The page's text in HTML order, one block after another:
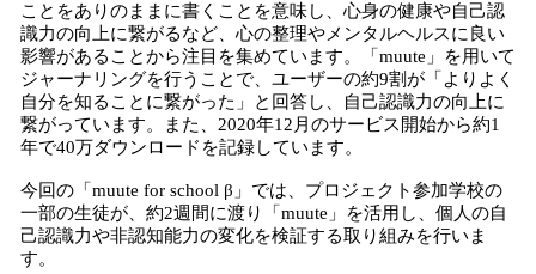
ことをありのままに書くことを意味し、心身の健康や自己認
識力の向上に繋がるなど、心の整理やメンタルヘルスに良い
影響があることから注目を集めています。「muute」を用いて
ジャーナリングを行うことで、ユーザーの約9割が「よりよく
自分を知ることに繋がった」と回答し、自己認識力の向上に
繋がっています。また、2020年12月のサービス開始から約1
年で40万ダウンロードを記録しています。
今回の「muute for school β」では、プロジェクト参加学校の
一部の生徒が、約2週間に渡り「muute」を活用し、個人の自
己認識力や非認知能力の変化を検証する取り組みを行いま
す。